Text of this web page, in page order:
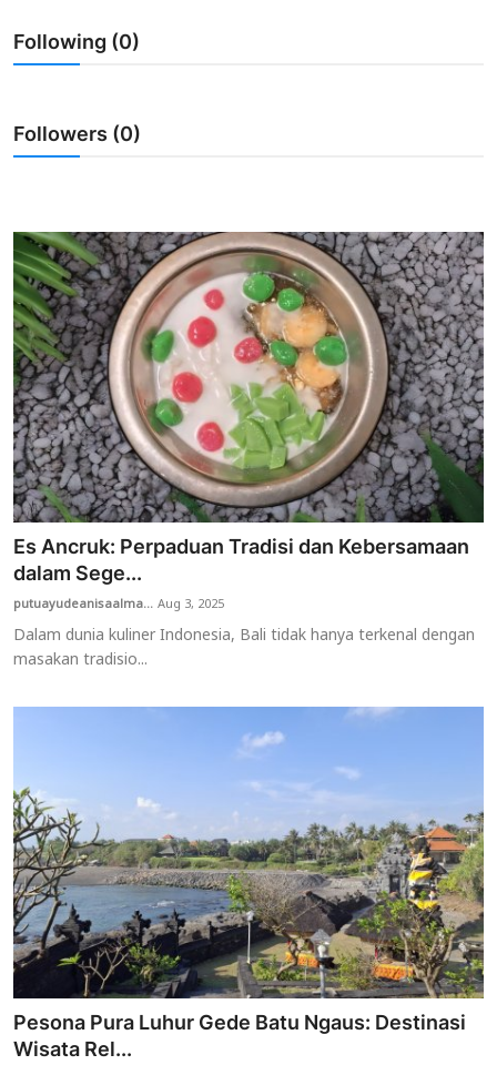
Usadha
Indonesia
Following (0)
Followers (0)
Es Ancruk: Perpaduan Tradisi dan Kebersamaan
dalam Sege...
putuayudeanisaalma...Aug 3, 2025
Dalam dunia kuliner Indonesia, Bali tidak hanya terkenal dengan
masakan tradisio...
Pesona Pura Luhur Gede Batu Ngaus: Destinasi
Wisata Rel...